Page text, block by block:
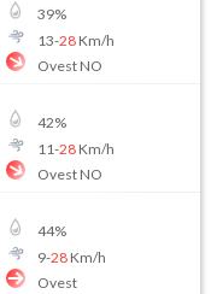
39%
13-28Km/h
Ovest NO
42%
11-28Km/h
Ovest NO
44%
9-28Km/h
Ovest